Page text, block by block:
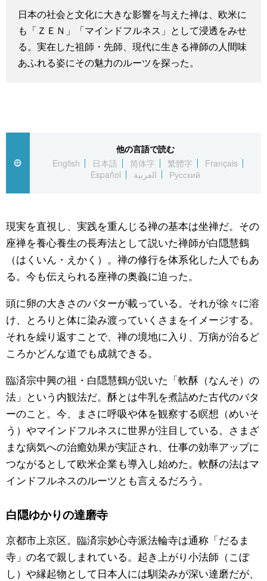
文化
科学・技術
動画/Live
Books
お知らせ
公式SNS
スポーツ・東京2020
日本の社会と文化に大きな影響を与えた禅は、欧米に
も「ＺＥＮ」「マインドフルネス」として浸透をみせ
る。実在した祖師・先師、現代に生きる禅師の人間味
あふれる姿にその魅力のルーツを探った。
他の言語で読む
English
日本語 简体字 繁體字
Français
Español
العربية Русский
現実を直視し、実践を重んじる禅の基本は坐禅だ。その
座禅を養心養生の長寿法として説いた禅師が白隠慧鶴
（はくいん・えかく）。禅の修行を体系化した人でもあ
る。今も伝えられる座禅の奥義に迫った。
頭に卵の大きさのバターが載っている。それが徐々に溶
け、とろりと体に染み渡っていくさまをイメージする。
それを繰り返すことで、禅の境地に入り、万病が治るど
ころかどんな道でも成就できる。
臨済宗中興の祖・白隠慧鶴が説いた「軟酥（なんそ）の
法」という内観法だ。酥とは牛乳を煮詰めた古代のバタ
ーのこと。今、まさに呼吸や体を観察する瞑想（めいそ
う）やマインドフルネスに世界が注目している。さまざ
まな病気への治癒効果が実証され、仕事の効率アップに
つながるとして欧米企業も導入し始めた。軟酥の法はマ
インドフルネスのルーツとも言えるだろう。
白隠ゆかりの達磨寺
京都市上京区。臨済宗妙心寺派法輪寺は通称「だるま
寺」の名で親しまれている。起き上がり小法師（こぼ
し）や縁起物として日本人には馴染みが深い達磨だが、